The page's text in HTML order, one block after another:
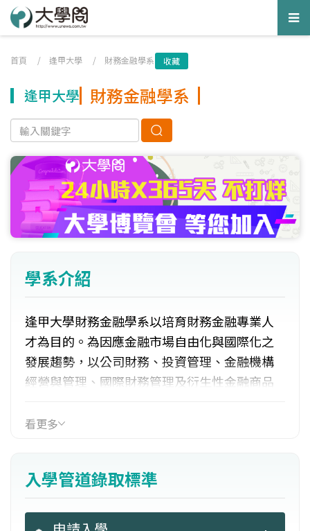
首頁 / 逢甲大學 / 財務金融學系 收藏
逢甲大學 財務金融學系
學系介紹
逢甲大學財務金融學系以培育財務金融專業人
才為目的。為因應金融市場自由化與國際化之
發展趨勢，以公司財務、投資管理、金融機構
經營與管理、國際財務管理及衍生性金融商品
所、電子商務中心與財經法律研究所加強合
資管理、金融機構經營與管理、國際財務管理
及金融工程為主要教學與研究領域。
看更多
入學管道錄取標準